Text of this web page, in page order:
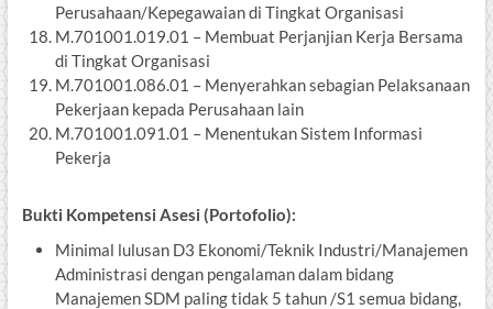
Perusahaan/Kepegawaian di Tingkat Organisasi
M.701001.019.01 – Membuat Perjanjian Kerja Bersama
di Tingkat Organisasi
M.701001.086.01 – Menyerahkan sebagian Pelaksanaan
Pekerjaan kepada Perusahaan lain
M.701001.091.01 – Menentukan Sistem Informasi
Pekerja
Bukti Kompetensi Asesi (Portofolio):
Minimal lulusan D3 Ekonomi/Teknik Industri/Manajemen
Administrasi dengan pengalaman dalam bidang
Manajemen SDM paling tidak 5 tahun /S1 semua bidang,